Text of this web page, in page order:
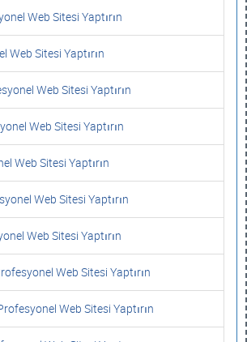
Web Sitesi Yaptırın
Web Sitesi Yaptırın
Web Sitesi Yaptırın
Web Sitesi Yaptırın
Web Sitesi Yaptırın
Web Sitesi Yaptırın
Web Sitesi Yaptırın
Web Sitesi Yaptırın
Web Sitesi Yaptırın